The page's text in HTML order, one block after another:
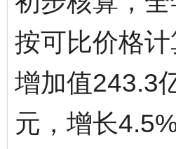
按可比价格
增加值243.3
元，增长